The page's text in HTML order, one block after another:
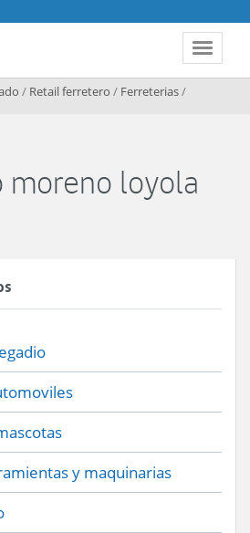
Toggle
/ Retail ferretero / Ferreterias/
moreno loyola
y maquinarias